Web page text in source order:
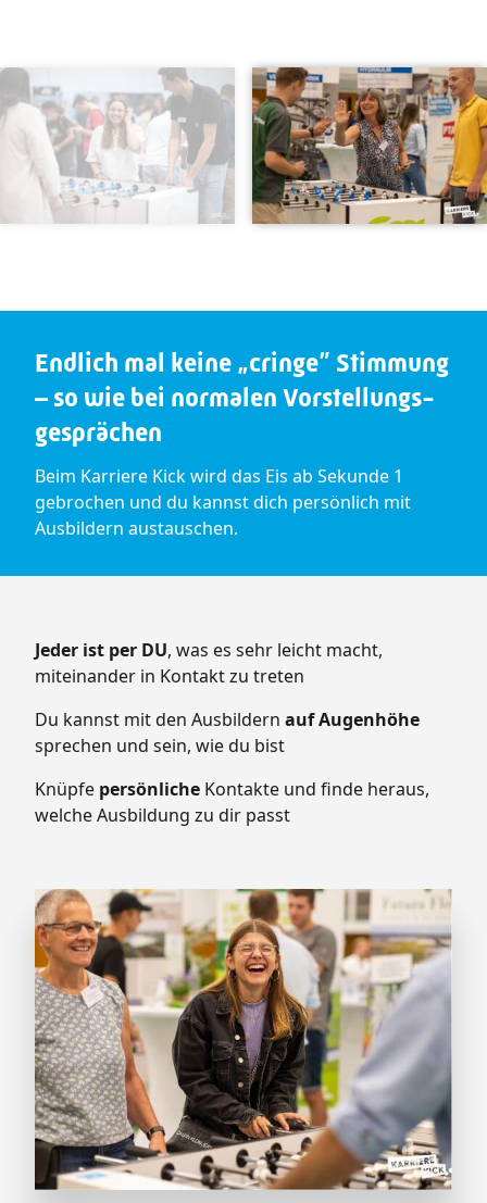
Endlich mal keine „cringe” Stimmung
– so wie bei normalen Vorstellungs­
ge­sprä­chen
Beim Karriere Kick wird das Eis ab Sekunde 1
gebrochen und du kannst dich persönlich mit
Ausbildern austauschen.
Jeder ist per DU, was es sehr leicht macht,
miteinander in Kontakt zu treten
Du kannst mit den Ausbildern auf Augenhöhe
sprechen und sein, wie du bist
Knüpfe persönliche Kontakte und finde heraus,
welche Ausbildung zu dir passt